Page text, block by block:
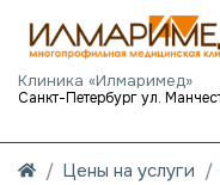
Клиника «Илмаримед»
Цены на услуги